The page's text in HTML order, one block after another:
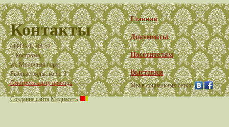
Контакты
(4942) 47-08-52
г. Кострома,
ул. Молочная гора,
Рыбные ряды, корп. 3
Смотреть карту проезда
Создание сайта Медиасеть
Главная
Документы
Посетителям
Выставки
Мы в социальных сетях: